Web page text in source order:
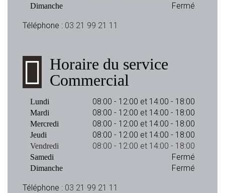
Dimanche Fermé
Téléphone : 03 21 99 21 11
Horaire du service
Commercial
Lundi 08:00 - 12:00 et 14:00 - 18:00
Mardi 08:00 - 12:00 et 14:00 - 18:00
Mercredi 08:00 - 12:00 et 14:00 - 18:00
Jeudi 08:00 - 12:00 et 14:00 - 18:00
Vendredi 08:00 - 12:00 et 14:00 - 18:00
Samedi Fermé
Dimanche Fermé
Téléphone : 03 21 99 21 11